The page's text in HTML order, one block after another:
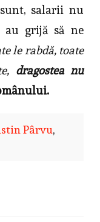
salarii nu
au grijă să ne
le rabdă, toate
dragostea nu
Pârvu,